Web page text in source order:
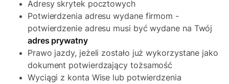
Adresy skrytek pocztowych
Potwierdzenia adresu wydane firmom -
potwierdzenie adresu musi być wydane na Twój
adres prywatny
Prawo jazdy, jeżeli zostało już wykorzystane jako
dokument potwierdzający tożsamość
Wyciągi z konta Wise lub potwierdzenia